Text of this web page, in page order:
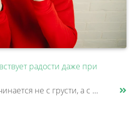
радости даже при
Иногда депрессия начинается не с грусти, а с ощущения, что жизнь стала менее живой. Работа продолжается, близкие рядом,......